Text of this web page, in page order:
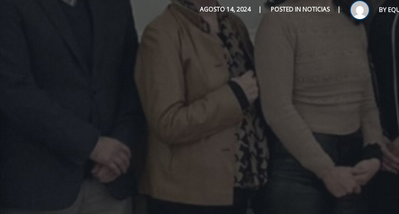
AGOSTO 14, 2024 POSTED INNOTICIAS BY